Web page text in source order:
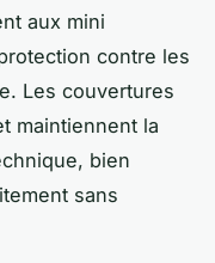
aux mini
contre les
Les couvertures
maintiennent la
bien
sans